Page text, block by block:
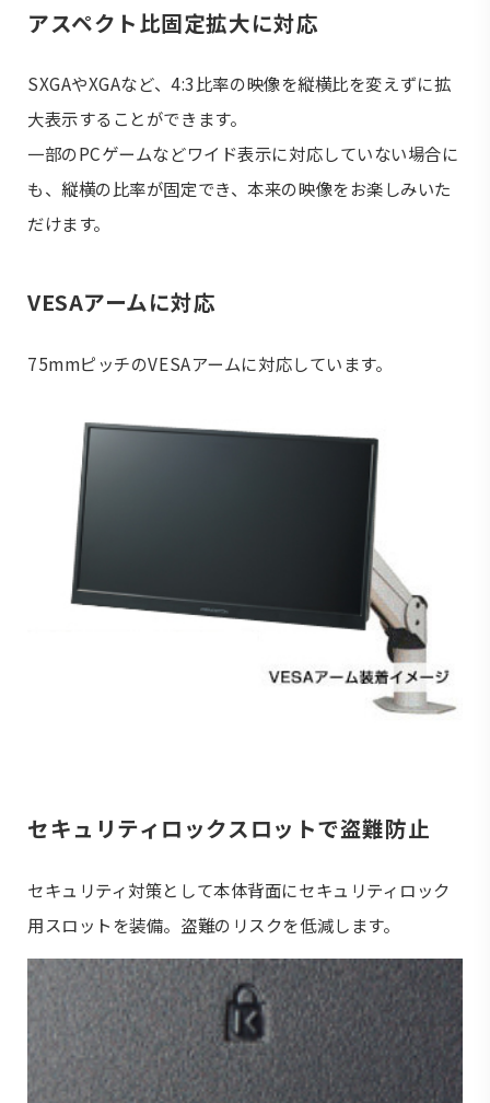
アスペクト比固定拡大に対応
SXGAやXGAなど、4:3比率の映像を縦横比を変えずに拡
大表示することができます。
一部のPCゲームなどワイド表示に対応していない場合に
も、縦横の比率が固定でき、本来の映像をお楽しみいた
だけます。
VESAアームに対応
75mmピッチのVESAアームに対応しています。
セキュリティロックスロットで盗難防止
セキュリティ対策として本体背面にセキュリティロック
用スロットを装備。盗難のリスクを低減します。